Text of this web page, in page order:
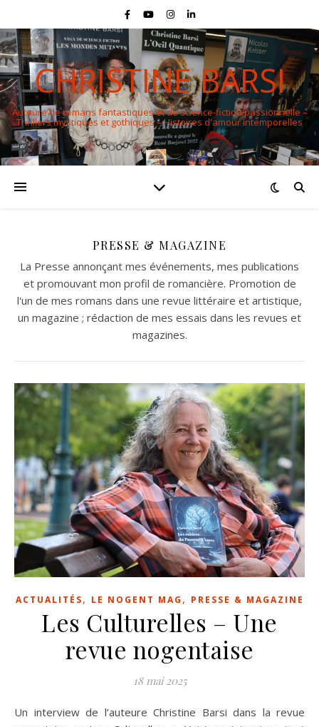
CHRISTINE BARSI
Auteure de romans fantastiques et de science-fiction passionnelle –
Thrillers mystiques et gothiques – Histoires d'amour intemporelles
PRESSE & MAGAZINE
La Presse annonçant mes événements, mes publications
et promouvant mon profil de romancière. Promotion de
l'un de mes romans dans une revue littéraire et artistique,
un magazine ; rédaction de mes essais dans les revues et
magazines.
ACTUALITÉS, LE NOGENT MAG , PRESSE & MAGAZINE
Les Culturelles – Une
revue nogentaise
18 mai 2025
Un interview de l’auteure Christine Barsi dans la revue